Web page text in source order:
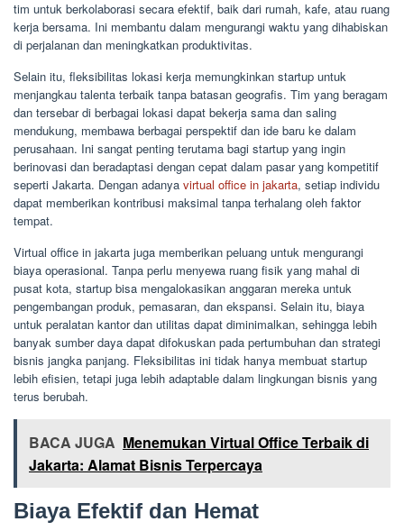
tim untuk berkolaborasi secara efektif, baik dari rumah, kafe, atau ruang
kerja bersama. Ini membantu dalam mengurangi waktu yang dihabiskan
di perjalanan dan meningkatkan produktivitas.
Selain itu, fleksibilitas lokasi kerja memungkinkan startup untuk
menjangkau talenta terbaik tanpa batasan geografis. Tim yang beragam
dan tersebar di berbagai lokasi dapat bekerja sama dan saling
mendukung, membawa berbagai perspektif dan ide baru ke dalam
perusahaan. Ini sangat penting terutama bagi startup yang ingin
berinovasi dan beradaptasi dengan cepat dalam pasar yang kompetitif
seperti Jakarta. Dengan adanya virtual office in jakarta, setiap individu
dapat memberikan kontribusi maksimal tanpa terhalang oleh faktor
tempat.
Virtual office in jakarta juga memberikan peluang untuk mengurangi
biaya operasional. Tanpa perlu menyewa ruang fisik yang mahal di
pusat kota, startup bisa mengalokasikan anggaran mereka untuk
pengembangan produk, pemasaran, dan ekspansi. Selain itu, biaya
untuk peralatan kantor dan utilitas dapat diminimalkan, sehingga lebih
banyak sumber daya dapat difokuskan pada pertumbuhan dan strategi
bisnis jangka panjang. Fleksibilitas ini tidak hanya membuat startup
lebih efisien, tetapi juga lebih adaptable dalam lingkungan bisnis yang
terus berubah.
BACA JUGA Menemukan Virtual Office Terbaik di
Jakarta: Alamat Bisnis Terpercaya
Biaya Efektif dan Hemat